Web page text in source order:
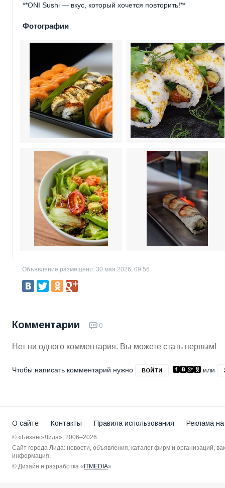
**ONI Sushi — вкус, который хочется повторить!**
Фотографии
Объявление размещено: 30 мая 2026, 09:56
Комментарии 0
Нет ни одного комментария. Вы можете стать первым!
Чтобы написать комментарий нужно ВОЙТИ или
О сайте Контакты Правила использования Реклама
© «Бизнес-Лида», 2006–2026
Сайт города Лида: новости, объявления, каталог фирм и организаций,
информация.
© Дизайн и разработка « ITMEDIA»